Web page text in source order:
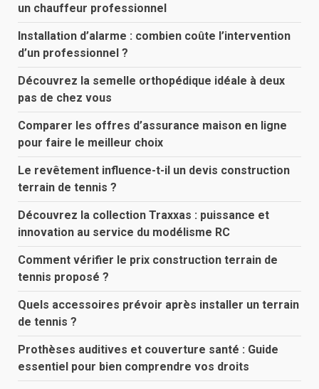
un chauffeur professionnel
Installation d’alarme : combien coûte l’intervention
d’un professionnel ?
Découvrez la semelle orthopédique idéale à deux
pas de chez vous
Comparer les offres d’assurance maison en ligne
pour faire le meilleur choix
Le revêtement influence-t-il un devis construction
terrain de tennis ?
Découvrez la collection Traxxas : puissance et
innovation au service du modélisme RC
Comment vérifier le prix construction terrain de
tennis proposé ?
Quels accessoires prévoir après installer un terrain
de tennis ?
Prothèses auditives et couverture santé : Guide
essentiel pour bien comprendre vos droits